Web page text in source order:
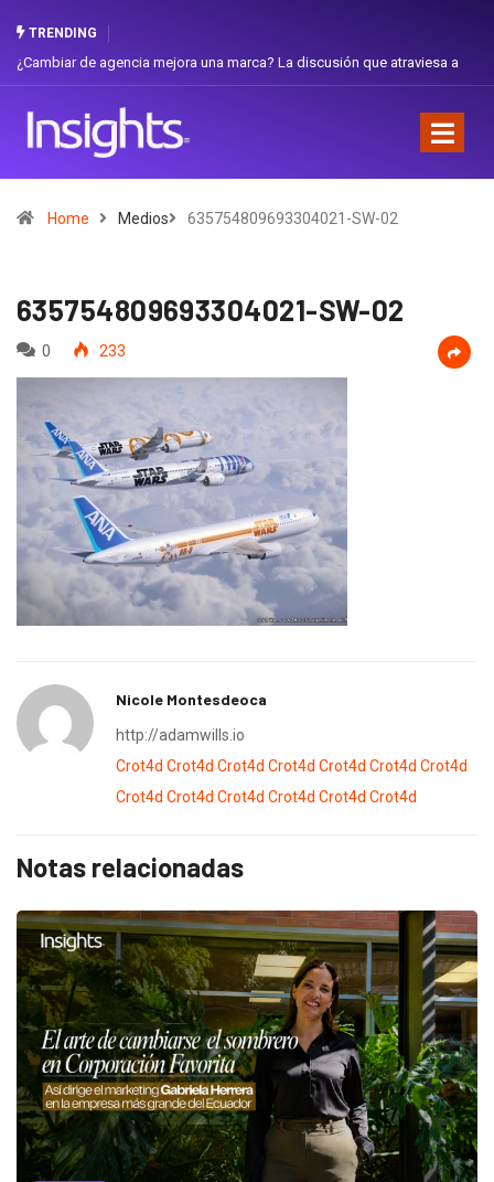
TRENDING
de agencia mejora una marca? La discusión que atraviesa a
Gabriela
Home Medios 635754809693304021-SW-02
635754809693304021-SW-02
0 233
Nicole Montesdeoca
http://adamwills.io
Crot4d Crot4d Crot4d Crot4d Crot4d Crot4d Crot4d
Crot4d Crot4d Crot4d Crot4d Crot4d Crot4d
Notas relacionadas